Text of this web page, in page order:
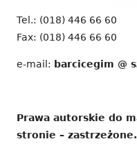
Tel.: (018) 446 66 60
Fax: (018) 446 66 60
e-mail: barcicegim @
Prawa autorskie do
stronie – zastrzeżone.